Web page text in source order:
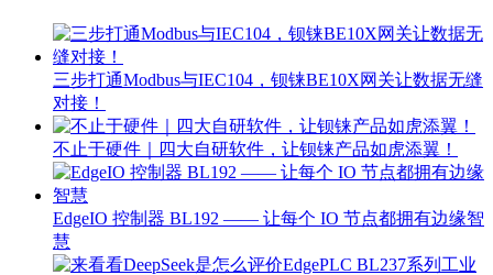
三步打通Modbus与IEC104，钡铼BE10X网关让数据无缝
对接！
不止于硬件｜四大自研软件，让钡铼产品如虎添翼！
EdgeIO 控制器 BL192 —— 让每个 IO 节点都拥有边缘智
慧